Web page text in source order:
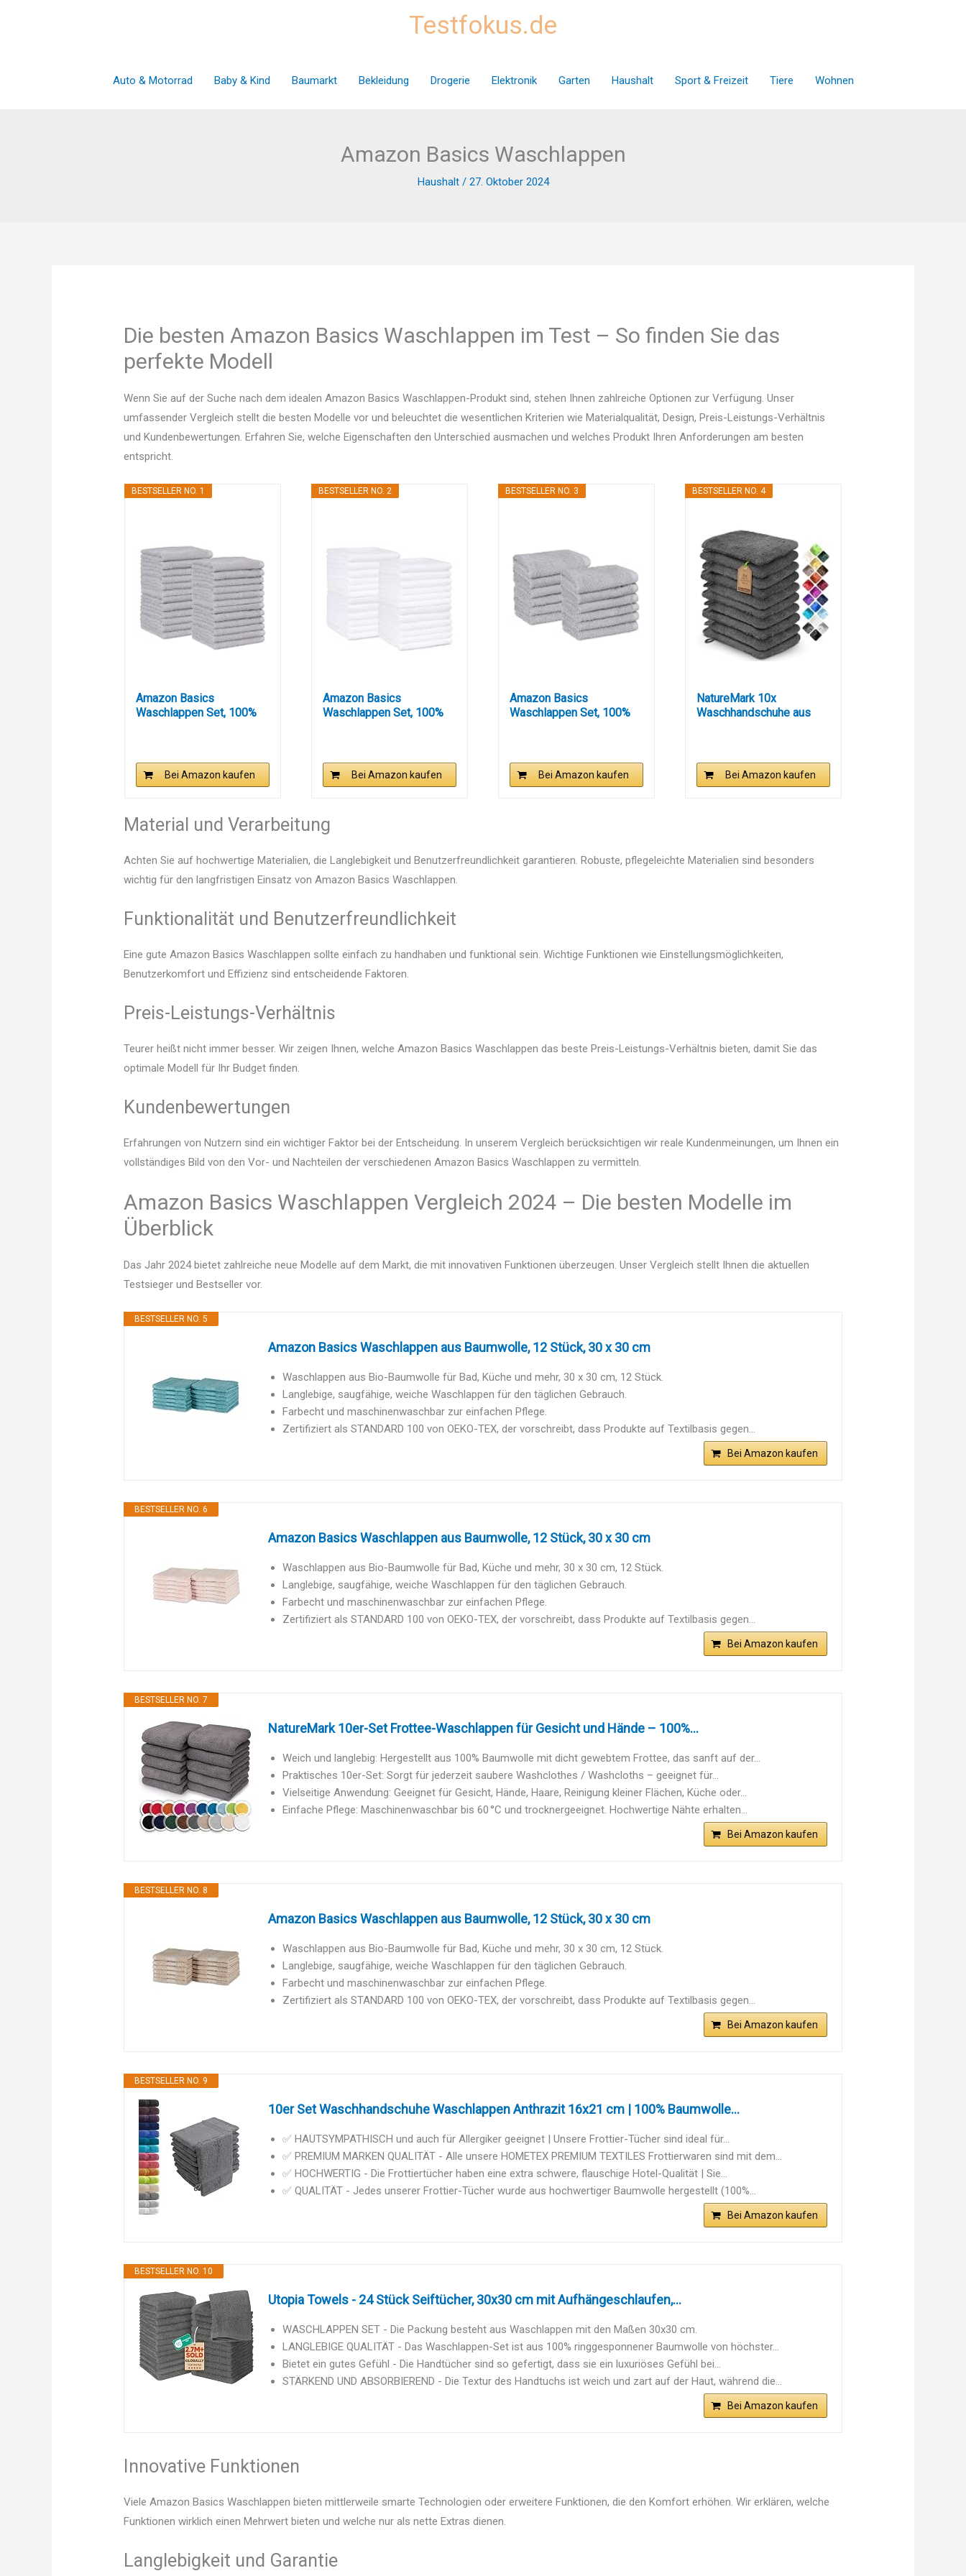
Testfokus.de
Auto & Motorrad Baby & Kind Baumarkt Bekleidung Drogerie Elektronik Garten Haushalt Sport & Freizeit Tiere Wohnen
Amazon Basics Waschlappen
Haushalt/ 27. Oktober 2024
Die besten Amazon Basics Waschlappen im Test – So finden Sie das
perfekte Modell
Wenn Sie auf der Suche nach dem idealen Amazon Basics Waschlappen-Produkt sind, stehen Ihnen zahlreiche Optionen zur Verfügung. Unser
umfassender Vergleich stellt die besten Modelle vor und beleuchtet die wesentlichen Kriterien wie Materialqualität, Design, Preis-Leistungs-Verhältnis
und Kundenbewertungen. Erfahren Sie, welche Eigenschaften den Unterschied ausmachen und welches Produkt Ihren Anforderungen am besten
entspricht.
BESTSELLER NO. 1
Amazon Basics
Waschlappen Set, 100%
Bei Amazon kaufen
BESTSELLER NO. 2
Amazon Basics
Waschlappen Set, 100%
Bei Amazon kaufen
BESTSELLER NO. 3
Amazon Basics
Waschlappen Set, 100%
Bei Amazon kaufen
BESTSELLER NO. 4
NatureMark 10x
Waschhandschuhe aus
Bei Amazon kaufen
Material und Verarbeitung
Achten Sie auf hochwertige Materialien, die Langlebigkeit und Benutzerfreundlichkeit garantieren. Robuste, pflegeleichte Materialien sind besonders
wichtig für den langfristigen Einsatz von Amazon Basics Waschlappen.
Funktionalität und Benutzerfreundlichkeit
Eine gute Amazon Basics Waschlappen sollte einfach zu handhaben und funktional sein. Wichtige Funktionen wie Einstellungsmöglichkeiten,
Benutzerkomfort und Effizienz sind entscheidende Faktoren.
Preis-Leistungs-Verhältnis
Teurer heißt nicht immer besser. Wir zeigen Ihnen, welche Amazon Basics Waschlappen das beste Preis-Leistungs-Verhältnis bieten, damit Sie das
optimale Modell für Ihr Budget finden.
Kundenbewertungen
Erfahrungen von Nutzern sind ein wichtiger Faktor bei der Entscheidung. In unserem Vergleich berücksichtigen wir reale Kundenmeinungen, um Ihnen ein
vollständiges Bild von den Vor- und Nachteilen der verschiedenen Amazon Basics Waschlappen zu vermitteln.
Amazon Basics Waschlappen Vergleich 2024 – Die besten Modelle im
Überblick
Das Jahr 2024 bietet zahlreiche neue Modelle auf dem Markt, die mit innovativen Funktionen überzeugen. Unser Vergleich stellt Ihnen die aktuellen
Testsieger und Bestseller vor.
BESTSELLER NO. 5
Amazon Basics Waschlappen aus Baumwolle, 12 Stück, 30 x 30 cm
Waschlappen aus Bio-Baumwolle für Bad, Küche und mehr, 30 x 30 cm, 12 Stück.
Langlebige, saugfähige, weiche Waschlappen für den täglichen Gebrauch.
Farbecht und maschinenwaschbar zur einfachen Pflege.
Zertifiziert als STANDARD 100 von OEKO-TEX, der vorschreibt, dass Produkte auf Textilbasis gegen...
Bei Amazon kaufen
BESTSELLER NO. 6
Amazon Basics Waschlappen aus Baumwolle, 12 Stück, 30 x 30 cm
Waschlappen aus Bio-Baumwolle für Bad, Küche und mehr, 30 x 30 cm, 12 Stück.
Langlebige, saugfähige, weiche Waschlappen für den täglichen Gebrauch.
Farbecht und maschinenwaschbar zur einfachen Pflege.
Zertifiziert als STANDARD 100 von OEKO-TEX, der vorschreibt, dass Produkte auf Textilbasis gegen...
Bei Amazon kaufen
BESTSELLER NO. 7
NatureMark 10er-Set Frottee-Waschlappen für Gesicht und Hände – 100%...
Weich und langlebig: Hergestellt aus 100% Baumwolle mit dicht gewebtem Frottee, das sanft auf der...
Praktisches 10er-Set: Sorgt für jederzeit saubere Washclothes / Washcloths – geeignet für...
Vielseitige Anwendung: Geeignet für Gesicht, Hände, Haare, Reinigung kleiner Flächen, Küche oder...
Einfache Pflege: Maschinenwaschbar bis 60 °C und trocknergeeignet. Hochwertige Nähte erhalten...
Bei Amazon kaufen
BESTSELLER NO. 8
Amazon Basics Waschlappen aus Baumwolle, 12 Stück, 30 x 30 cm
Waschlappen aus Bio-Baumwolle für Bad, Küche und mehr, 30 x 30 cm, 12 Stück.
Langlebige, saugfähige, weiche Waschlappen für den täglichen Gebrauch.
Farbecht und maschinenwaschbar zur einfachen Pflege.
Zertifiziert als STANDARD 100 von OEKO-TEX, der vorschreibt, dass Produkte auf Textilbasis gegen...
Bei Amazon kaufen
BESTSELLER NO. 9
10er Set Waschhandschuhe Waschlappen Anthrazit 16x21 cm | 100% Baumwolle...
✅ HAUTSYMPATHISCH und auch für Allergiker geeignet | Unsere Frottier-Tücher sind ideal für...
✅ PREMIUM MARKEN QUALITÄT - Alle unsere HOMETEX PREMIUM TEXTILES Frottierwaren sind mit dem...
✅ HOCHWERTIG - Die Frottiertücher haben eine extra schwere, flauschige Hotel-Qualität | Sie...
✅ QUALITÄT - Jedes unserer Frottier-Tücher wurde aus hochwertiger Baumwolle hergestellt (100%...
Bei Amazon kaufen
BESTSELLER NO. 10
Utopia Towels - 24 Stück Seiftücher, 30x30 cm mit Aufhängeschlaufen,...
WASCHLAPPEN SET - Die Packung besteht aus Waschlappen mit den Maßen 30x30 cm.
LANGLEBIGE QUALITÄT - Das Waschlappen-Set ist aus 100% ringgesponnener Baumwolle von höchster...
Bietet ein gutes Gefühl - Die Handtücher sind so gefertigt, dass sie ein luxuriöses Gefühl bei...
STÄRKEND UND ABSORBIEREND - Die Textur des Handtuchs ist weich und zart auf der Haut, während die...
Bei Amazon kaufen
Innovative Funktionen
Viele Amazon Basics Waschlappen bieten mittlerweile smarte Technologien oder erweitere Funktionen, die den Komfort erhöhen. Wir erklären, welche
Funktionen wirklich einen Mehrwert bieten und welche nur als nette Extras dienen.
Langlebigkeit und Garantie